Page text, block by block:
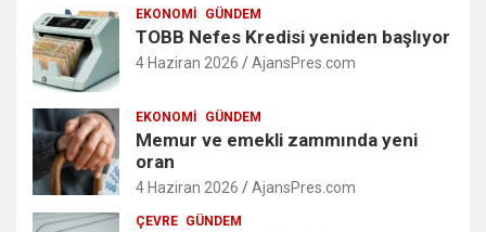
EKONOMI GÜNDEM
TOBB Nefes Kredisi yeniden başlıyor
4 Haziran 2026 AjansPres.com
EKONOMI GÜNDEM
Memur ve emekli zammında yeni
oran
4 Haziran 2026 AjansPres.com
ÇEVRE GÜNDEM